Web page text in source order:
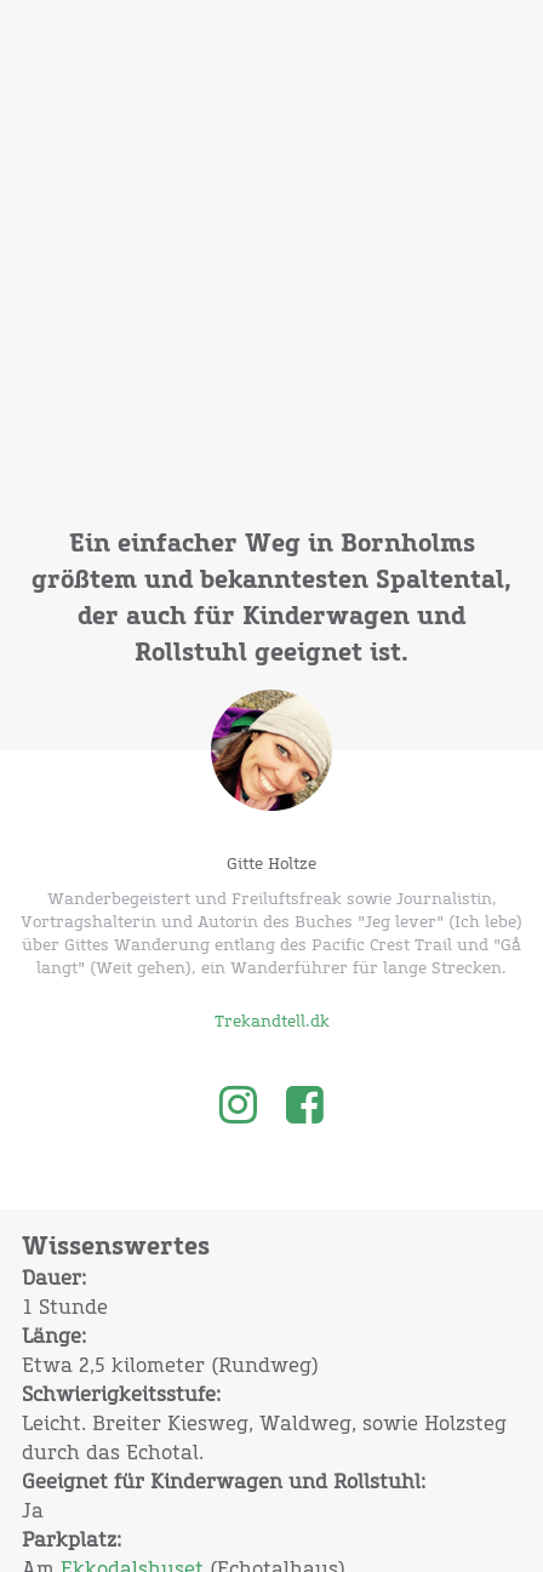
Ein einfacher Weg in Bornholms
größtem und bekanntesten Spaltental,
der auch für Kinderwagen und
Rollstuhl geeignet ist.
Gitte Holtze
Wanderbegeistert und Freiluftsfreak sowie Journalistin,
Vortragshalterin und Autorin des Buches "Jeg lever" (Ich lebe)
über Gittes Wanderung entlang des Pacific Crest Trail und "Gå
langt" (Weit gehen), ein Wanderführer für lange Strecken.
Trekandtell.dk
Wissenswertes
Dauer:
1 Stunde
Länge:
Etwa 2,5 kilometer (Rundweg)
Schwierigkeitsstufe:
Leicht. Breiter Kiesweg, Waldweg, sowie Holzsteg
durch das Echotal.
Geeignet für Kinderwagen und Rollstuhl:
Ja
Parkplatz: